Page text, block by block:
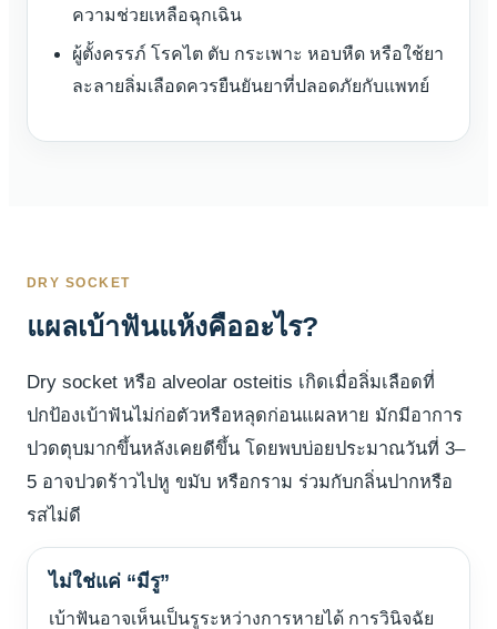
ความช่วยเหลือฉุกเฉิน
ผู้ตั้งครรภ์ โรคไต ตับ กระเพาะ หอบหืด หรือใช้ยา
ละลายลิ่มเลือดควรยืนยันยาที่ปลอดภัยกับแพทย์
DRY SOCKET
แผลเบ้าฟันแห้งคืออะไร?
Dry socket หรือ alveolar osteitis เกิดเมื่อลิ่มเลือดที่
ปกป้องเบ้าฟันไม่ก่อตัวหรือหลุดก่อนแผลหาย มักมีอาการ
ปวดตุบมากขึ้นหลังเคยดีขึ้น โดยพบบ่อยประมาณวันที่ 3–
5 อาจปวดร้าวไปหู ขมับ หรือกราม ร่วมกับกลิ่นปากหรือ
รสไม่ดี
ไม่ใช่แค่ “มีรู”
เบ้าฟันอาจเห็นเป็นรูระหว่างการหายได้ การวินิจฉัย